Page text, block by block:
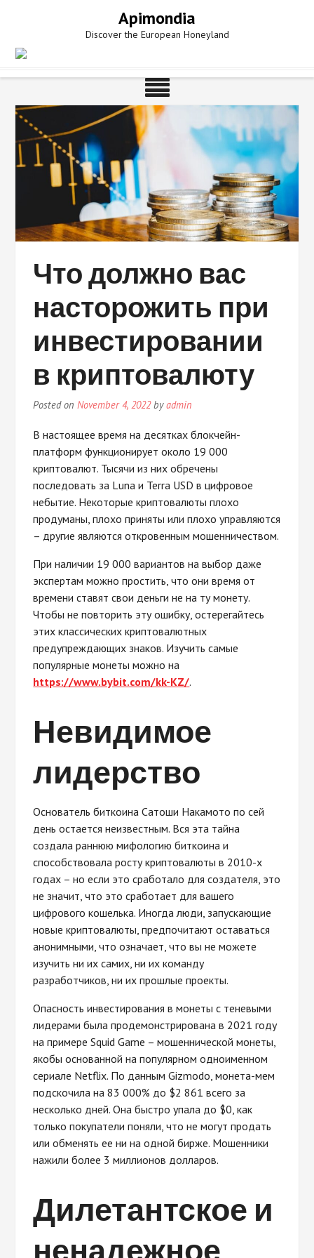
Apimondia
Discover the European Honeyland
Что должно вас
насторожить при
инвестировании
в криптовалюту
Posted on November 4, 2022byadmin
В настоящее время на десятках блокчейн-
платформ функционирует около 19 000
криптовалют. Тысячи из них обречены
последовать за Luna и Terra USD в цифровое
небытие. Некоторые криптовалюты плохо
продуманы, плохо приняты или плохо управляются
– другие являются откровенным мошенничеством.
При наличии 19 000 вариантов на выбор даже
экспертам можно простить, что они время от
времени ставят свои деньги не на ту монету.
Чтобы не повторить эту ошибку, остерегайтесь
этих классических криптовалютных
предупреждающих знаков. Изучить самые
популярные монеты можно на
https://www.bybit.com/kk-KZ/.
Невидимое
лидерство
Основатель биткоина Сатоши Накамото по сей
день остается неизвестным. Вся эта тайна
создала раннюю мифологию биткоина и
способствовала росту криптовалюты в 2010-х
годах – но если это сработало для создателя, это
не значит, что это сработает для вашего
цифрового кошелька. Иногда люди, запускающие
новые криптовалюты, предпочитают оставаться
анонимными, что означает, что вы не можете
изучить ни их самих, ни их команду
разработчиков, ни их прошлые проекты.
Опасность инвестирования в монеты с теневыми
лидерами была продемонстрирована в 2021 году
на примере Squid Game – мошеннической монеты,
якобы основанной на популярном одноименном
сериале Netflix. По данным Gizmodo, монета-мем
подскочила на 83 000% до $2 861 всего за
несколько дней. Она быстро упала до $0, как
только покупатели поняли, что не могут продать
или обменять ее ни на одной бирже. Мошенники
нажили более 3 миллионов долларов.
Дилетантское и
ненадежное